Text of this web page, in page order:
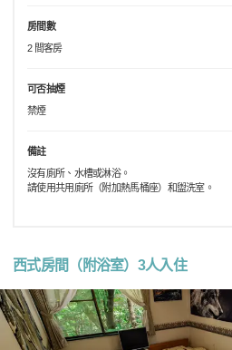
房間數
2 間客房
可否抽煙
禁煙
備註
沒有廁所、水槽或淋浴。
請使用共用廁所（附加熱馬桶座）和盥洗室。
西式房間（附浴室）3人入住